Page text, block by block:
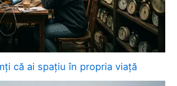
că ai spațiu în propria viață